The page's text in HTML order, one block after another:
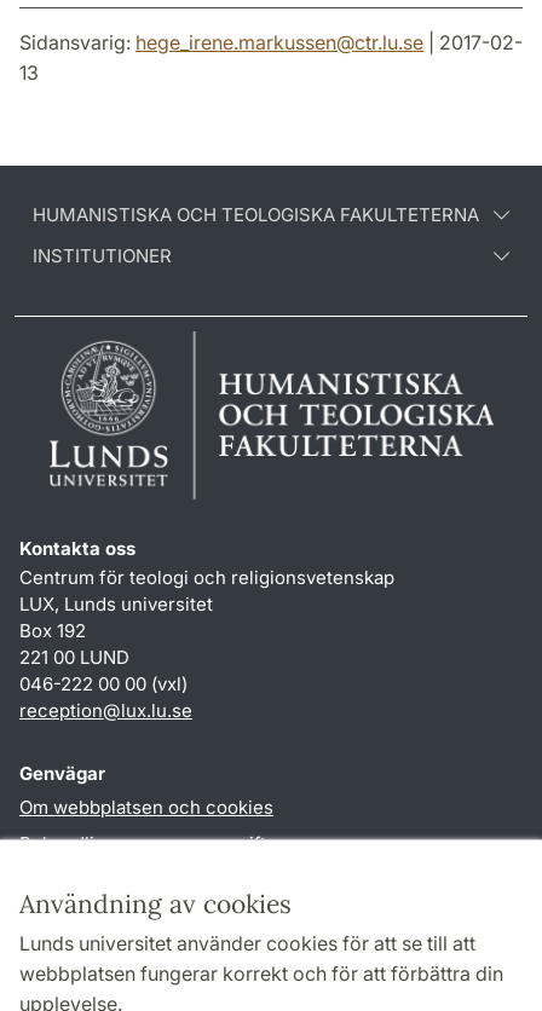
Användning av cookies
Lunds universitet använder cookies för att se till att
webbplatsen fungerar korrekt och för att förbättra din
upplevelse.
Sidansvarig: hege_irene.markussen@ctr.lu.se | 2017-02-
13
HUMANISTISKA OCH TEOLOGISKA FAKULTETERNA
INSTITUTIONER
Kontakta oss
Centrum för teologi och religionsvetenskap
LUX, Lunds universitet
Box 192
221 00 LUND
046-222 00 00 (vxl)
reception@lux.lu.se
Genvägar
Om webbplatsen och cookies
Behandling av personuppgifter
TYPO3-login
Följ oss i sociala medier